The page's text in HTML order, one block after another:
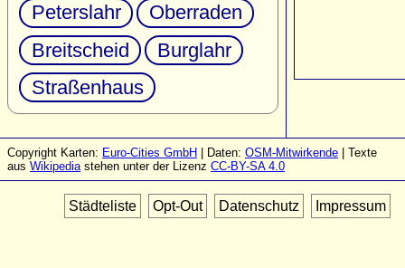
Peterslahr
Oberraden
Breitscheid
Burglahr
Straßenhaus
Copyright Karten: Euro-Cities GmbH | Daten: OSM-Mitwirkende | Texte
aus Wikipediastehen unter der Lizenz CC-BY-SA 4.0
Städteliste Opt-Out Datenschutz Impressum